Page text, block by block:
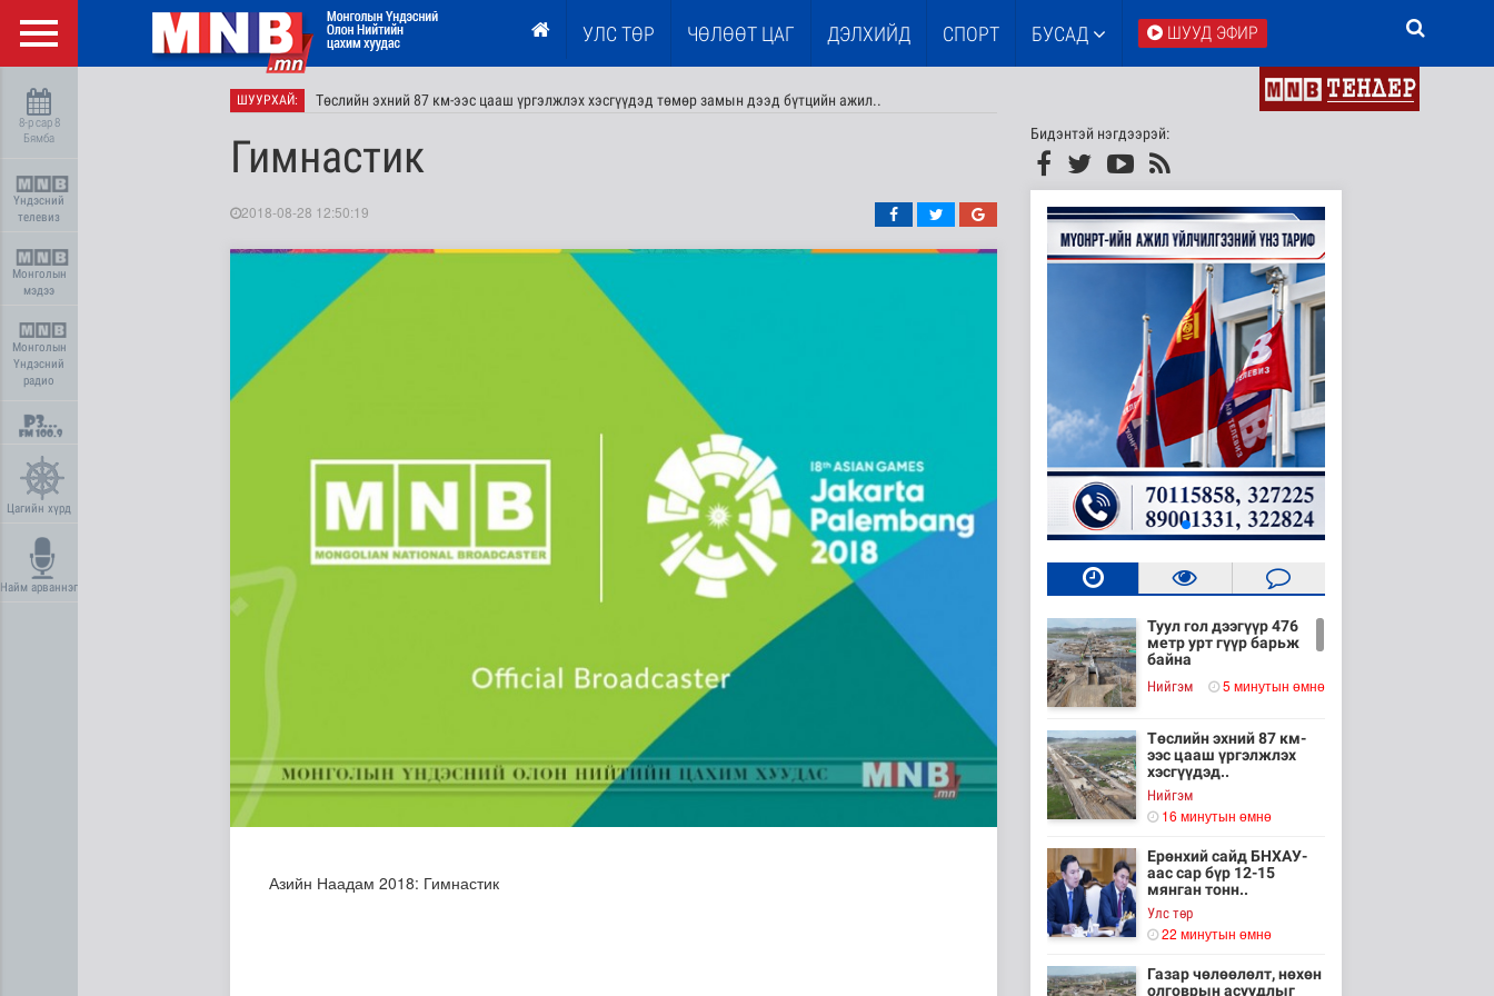
УЛС ТӨР ЧӨЛӨӨТ ЦАГ ДЭЛХИЙД СПОРТ БУСАД ШУУД ЭФИР
8-р сар 8
Бямба
Үндэсний
телевиз
Монголын
мэдээ
Монголын
Үндэсний
радио
Цагийн хүрд
Найм арваннэг
ШУУРХАЙ: Төслийн эхний 87 км-ээс цааш үргэлжлэх хэсгүүдэд төмөр замын дээд бүтцийн ажил..
Ерөнхий сайд БНХАУ-аас сар бүр 12-15 мянган тонн АИ-92 автобензин тогтмол нийл..
Гимнастик
2018-08-28 12:50:19
Азийн Наадам 2018: Гимнастик
Бидэнтэй нэгдээрэй:
Туул гол дээгүүр 476
метр урт гүүр барьж
байна
Нийгэм 5 минутын өмнө
Төслийн эхний 87 км-
ээс цааш үргэлжлэх
хэсгүүдэд..
Нийгэм
16 минутын өмнө
Ерөнхий сайд БНХАУ-
аас сар бүр 12-15
мянган тонн..
Улс төр
22 минутын өмнө
Газар чөлөөлөлт, нөхөн
олговрын асуудлыг